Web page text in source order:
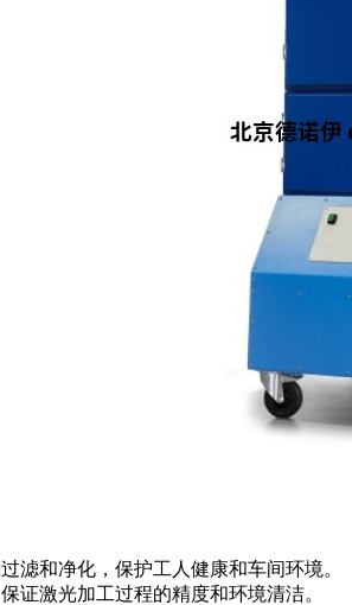
滤和净化，保护工人健康和车间环境。
证激光加工过程的精度和环境清洁。